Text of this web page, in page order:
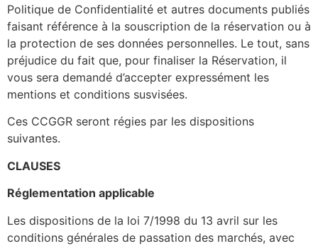
Politique de Confidentialité et autres documents publiés
faisant référence à la souscription de la réservation ou à
la protection de ses données personnelles. Le tout, sans
préjudice du fait que, pour finaliser la Réservation, il
vous sera demandé d’accepter expressément les
mentions et conditions susvisées.
Ces CCGGR seront régies par les dispositions
suivantes.
CLAUSES
Réglementation applicable
Les dispositions de la loi 7/1998 du 13 avril sur les
conditions générales de passation des marchés, avec